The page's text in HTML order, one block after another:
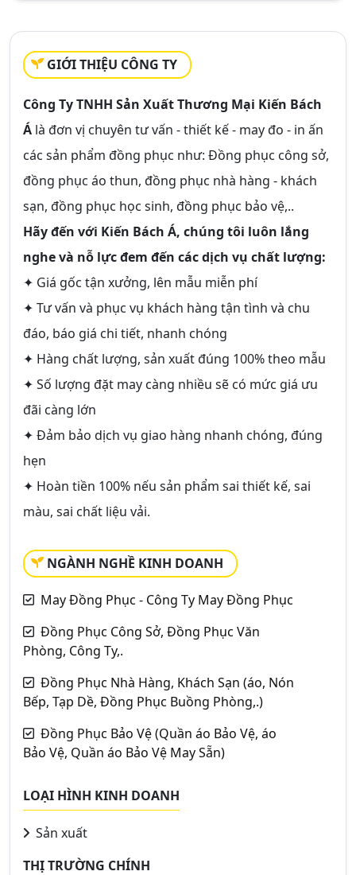
GIỚI THIỆU CÔNG TY
Công Ty TNHH Sản Xuất Thương Mại Kiến Bách
Á là đơn vị chuyên tư vấn - thiết kế - may đo - in ấn
các sản phẩm đồng phục như: Đồng phục công sở,
đồng phục áo thun, đồng phục nhà hàng - khách
sạn, đồng phục học sinh, đồng phục bảo vệ,..
Hãy đến với Kiến Bách Á, chúng tôi luôn lắng
nghe và nỗ lực đem đến các dịch vụ chất lượng:
✦ Giá gốc tận xưởng, lên mẫu miễn phí
✦ Tư vấn và phục vụ khách hàng tận tình và chu
đáo, báo giá chi tiết, nhanh chóng
✦ Hàng chất lượng, sản xuất đúng 100% theo mẫu
✦ Số lượng đặt may càng nhiều sẽ có mức giá ưu
đãi càng lớn
✦ Đảm bảo dịch vụ giao hàng nhanh chóng, đúng
hẹn
✦ Hoàn tiền 100% nếu sản phẩm sai thiết kế, sai
màu, sai chất liệu vải.
NGÀNH NGHỀ KINH DOANH
May Đồng Phục - Công Ty May Đồng Phục
Đồng Phục Công Sở, Đồng Phục Văn
Phòng, Công Ty,.
Đồng Phục Nhà Hàng, Khách Sạn (áo, Nón
Bếp, Tạp Dề, Đồng Phục Buồng Phòng,.)
Đồng Phục Bảo Vệ (Quần áo Bảo Vệ, áo
Bảo Vệ, Quần áo Bảo Vệ May Sẵn)
LOẠI HÌNH KINH DOANH
Sản xuất
THỊ TRƯỜNG CHÍNH